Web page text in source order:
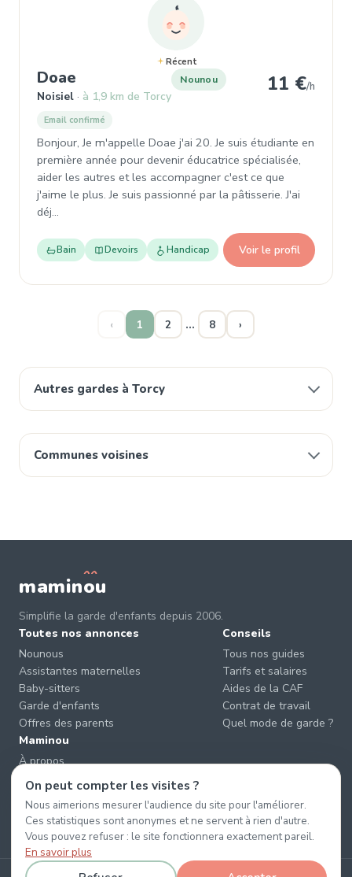
Autres gardes à Torcy
Communes voisines
Récent
Doae , Nounou à Noisiel
Noisiel à 1,9 km de Torcy
Nounou 11 €/h
Email confirmé
Bonjour, Je m'appelle Doae j'ai 20. Je suis étudiante en
première année pour devenir éducatrice spécialisée,
aider les autres et les accompagner c'est ce que
j'aime le plus. Je suis passionné par la pâtisserie. J'ai
déj…
Bain Devoirs Handicap Voir le profil
‹ 1 2 … 8 ›
maminou
Simplifie la garde d'enfants depuis 2006.
Toutes nos annonces
Nounous
Assistantes maternelles
Baby-sitters
Garde d'enfants
Offres des parents
Conseils
Tous nos guides
Tarifs et salaires
Aides de la CAF
Contrat de travail
Quel mode de garde ?
Maminou
À propos
Nous contacter
Éviter les arnaques
CGU & CGV
Confidentialité
On peut compter les visites ?
Nous aimerions mesurer l'audience du site pour l'améliorer.
Ces statistiques sont anonymes et ne servent à rien d'autre.
Vous pouvez refuser : le site fonctionnera exactement pareil.
En savoir plus